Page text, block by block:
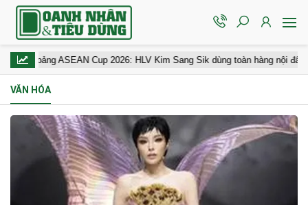
bảng ASEAN Cup 2026: HLV Kim Sang Sik dùng toàn hàng nội đấu
VĂN HÓA